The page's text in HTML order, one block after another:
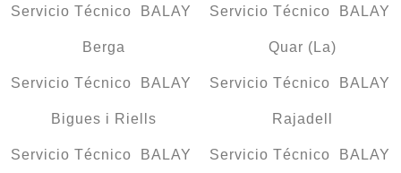
Servicio Técnico BALAY
Berga
Servicio Técnico BALAY
Bigues i Riells
Servicio Técnico BALAY
Servicio Técnico BALAY
Quar (La)
Servicio Técnico BALAY
Rajadell
Servicio Técnico BALAY